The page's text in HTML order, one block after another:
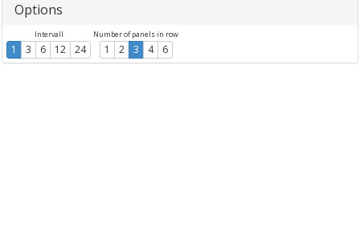
Options
Intervall
1 3 6 12 24
Number of panels in row
1 2 3 4 6